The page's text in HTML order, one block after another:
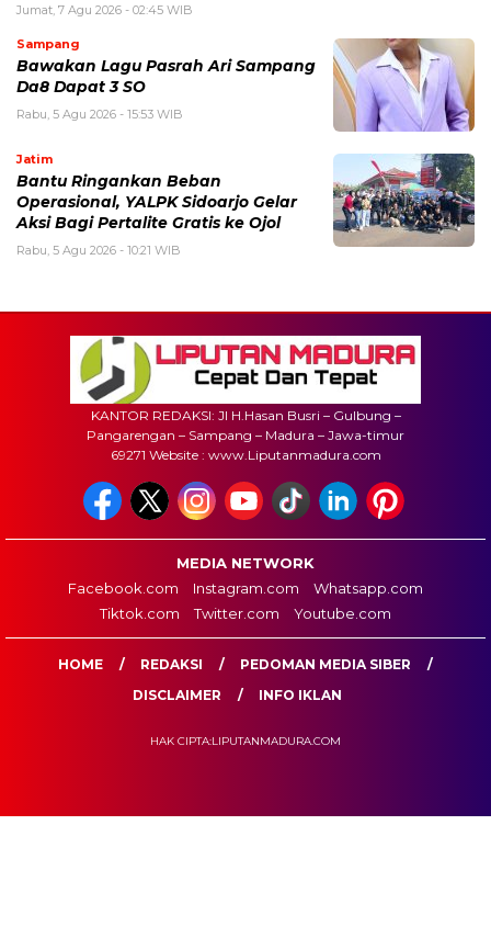
Jumat, 7 Agu 2026 - 02:45 WIB
Sampang
Bawakan Lagu Pasrah Ari Sampang
Da8 Dapat 3 SO
Rabu, 5 Agu 2026 - 15:53 WIB
Jatim
Bantu Ringankan Beban
Operasional, YALPK Sidoarjo Gelar
Aksi Bagi Pertalite Gratis ke Ojol
Rabu, 5 Agu 2026 - 10:21 WIB
KANTOR REDAKSI: Jl H.Hasan Busri – Gulbung –
Pangarengan – Sampang – Madura – Jawa-timur
69271 Website : www.Liputanmadura.com
MEDIA NETWORK
Facebook.com
Instagram.com
Whatsapp.com
Tiktok.com
Twitter.com Youtube.com
HOME REDAKSI
PEDOMAN MEDIA SIBER
DISCLAIMER
INFO IKLAN
HAK CIPTA:LIPUTANMADURA.COM